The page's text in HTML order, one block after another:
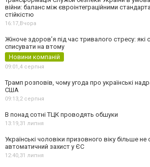
війни: баланс між євроінтеграційними
стійкістю
16:17,Вчора
Жіноче здоров’я під час тривалого стресу:
списувати на втому
Новини компаній
09:01,4 серпня
Трамп розповів, чому угода про українські
США
09:13,2 серпня
В понад сотні ТЦК проводять обшуки
13:19,31 липня
Українські чоловіки призовного віку більше
автоматичний захист у ЄС
12:40,31 липня